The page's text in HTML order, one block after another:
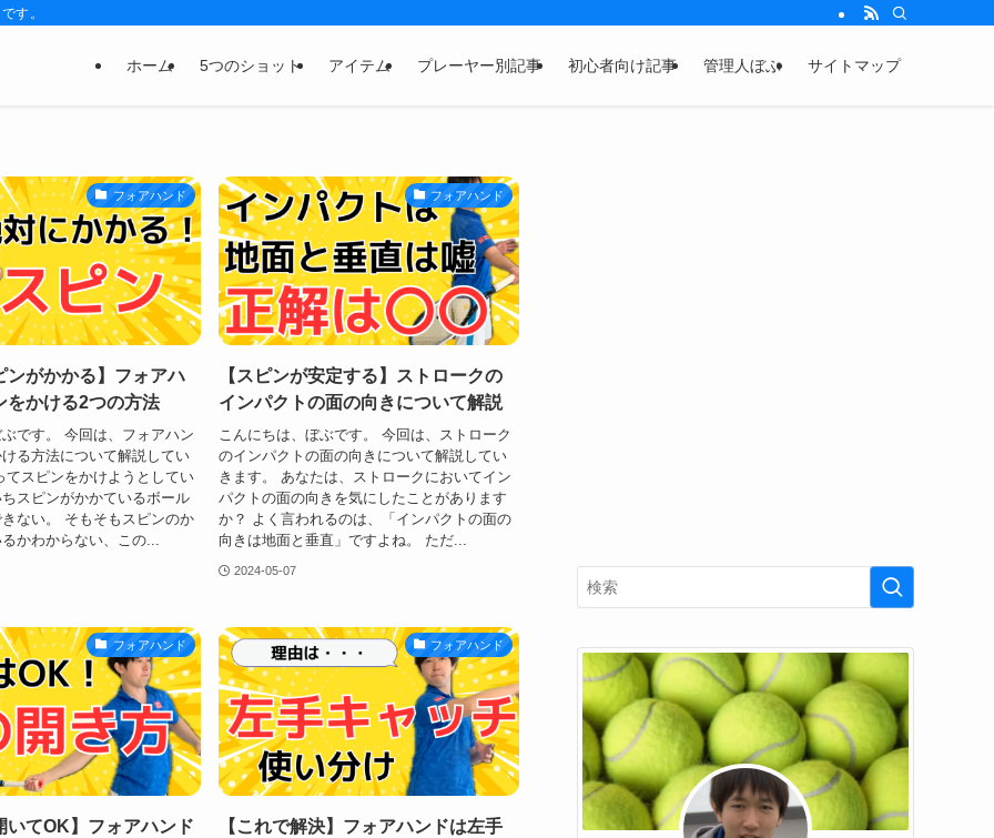
す。
ホーム 5つのショット アイテム プレーヤー別記事 初心者向け記事 管理人ぼぶ サイトマップ
フォアハンド
ンがかかる】フォアハ
をかける2つの方法
です。 今回は、フォアハン
る方法について解説してい
てスピンをかけようとしてい
スピンがかかているボール
ない。 そもそもスピンのか
かわからない、この...
フォアハンド
【スピンが安定する】ストロークの
インパクトの面の向きについて解説
こんにちは、ぼぶです。 今回は、ストローク
のインパクトの面の向きについて解説してい
きます。 あなたは、ストロークにおいてイン
パクトの面の向きを気にしたことがあります
か？ よく言われるのは、「インパクトの面の
向きは地面と垂直」ですよね。 ただ...
2024-05-07
フォアハンド
いてOK】フォアハンド
フォアハンド
【これで解決】フォアハンドは左手